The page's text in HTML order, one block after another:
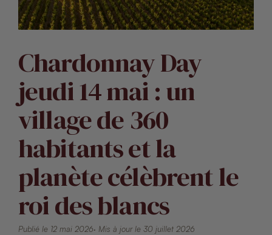
Chardonnay Day
jeudi 14 mai : un
village de 360
habitants et la
planète célèbrent le
roi des blancs
Publié le 12 mai 2026· Mis à jour le 30 juillet 2026